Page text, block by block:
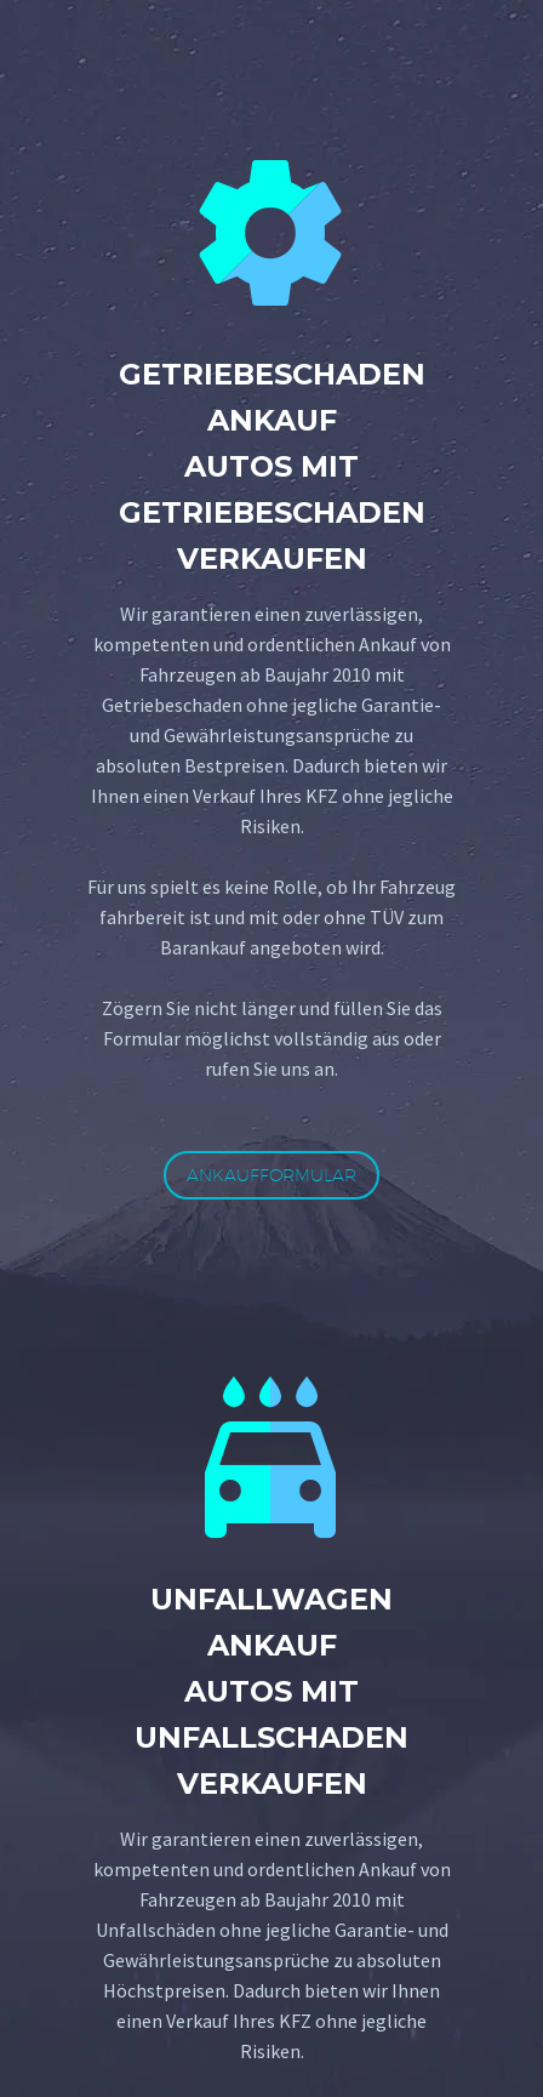


GETRIEBESCHADEN
ANKAUF
AUTOS MIT
GETRIEBESCHADEN
VERKAUFEN
Wir garantieren einen zuverlässigen,
kompetenten und ordentlichen Ankauf von
Fahrzeugen ab Baujahr 2010 mit
Getriebeschaden ohne jegliche Garantie-
und Gewährleistungsansprüche zu
absoluten Bestpreisen. Dadurch bieten wir
Ihnen einen Verkauf Ihres KFZ ohne jegliche
Risiken.
Für uns spielt es keine Rolle, ob Ihr Fahrzeug
fahrbereit ist und mit oder ohne TÜV zum
Barankauf angeboten wird.
Zögern Sie nicht länger und füllen Sie das
Formular möglichst vollständig aus oder
rufen Sie uns an.
ANKAUFFORMULAR


UNFALLWAGEN
ANKAUF
AUTOS MIT
UNFALLSCHADEN
VERKAUFEN
Wir garantieren einen zuverlässigen,
kompetenten und ordentlichen Ankauf von
Fahrzeugen ab Baujahr 2010 mit
Unfallschäden ohne jegliche Garantie- und
Gewährleistungsansprüche zu absoluten
Höchstpreisen. Dadurch bieten wir Ihnen
einen Verkauf Ihres KFZ ohne jegliche
Risiken.